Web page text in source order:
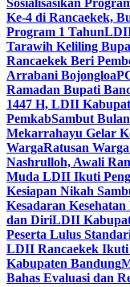
Sosialisasikan
Ke-4 di Rancaekek,
Program 1 Tahun
Tarawih Keliling
Rancaekek Beri
Arrabani Bojongloa
Ramadan Bupati
1447 H, LDII
PemkabSambut
Mekarrahayu Gelar
WargaRatusan
Nashrulloh, Awali
Muda LDII Ikuti
Kesiapan Nikah
Kesadaran
dan DiriLDII
Peserta Lulus
LDII Rancaekek
Kabupaten Bandung
Bahas Evaluasi dan